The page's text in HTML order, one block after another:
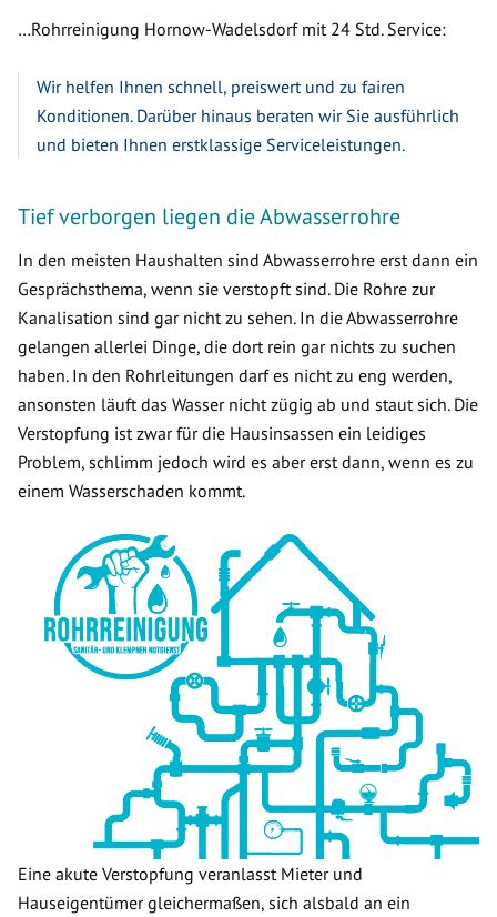
…Rohrreinigung Hornow-Wadelsdorf mit 24 Std. Service:
Wir helfen Ihnen schnell, preiswert und zu fairen
Konditionen. Darüber hinaus beraten wir Sie ausführlich
und bieten Ihnen erstklassige Serviceleistungen.
Tief verborgen liegen die Abwasserrohre
In den meisten Haushalten sind Abwasserrohre erst dann ein
Gesprächsthema, wenn sie verstopft sind. Die Rohre zur
Kanalisation sind gar nicht zu sehen. In die Abwasserrohre
gelangen allerlei Dinge, die dort rein gar nichts zu suchen
haben. In den Rohrleitungen darf es nicht zu eng werden,
ansonsten läuft das Wasser nicht zügig ab und staut sich. Die
Verstopfung ist zwar für die Hausinsassen ein leidiges
Problem, schlimm jedoch wird es aber erst dann, wenn es zu
einem Wasserschaden kommt.
Eine akute Verstopfung veranlasst Mieter und
Hauseigentümer gleichermaßen, sich alsbald an ein